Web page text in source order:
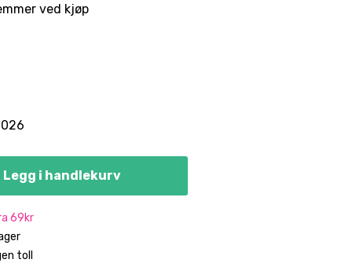
ved kjøp
Legg i handlekurv
69kr
toll